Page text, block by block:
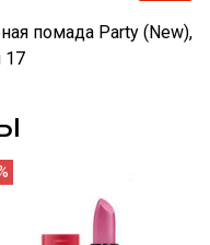
помада Party (New),
17